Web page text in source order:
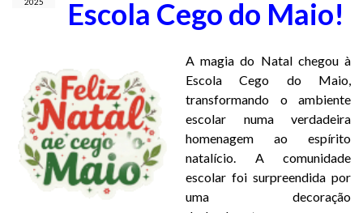
Escola Cego do Maio!
A magia do Natal chegou à
Escola Cego do Maio,
transformando o ambiente
escolar numa verdadeira
homenagem ao espírito
natalício. A comunidade
escolar foi surpreendida por
uma decoração